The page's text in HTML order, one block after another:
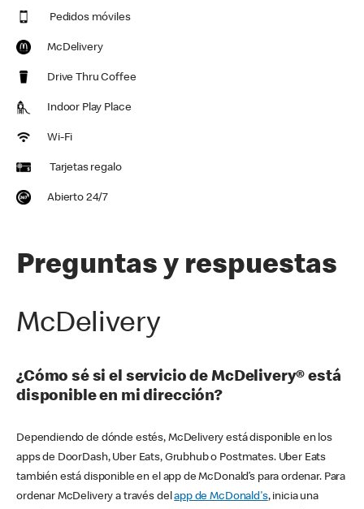
Pedidos móviles
McDelivery
Drive Thru Coffee
Indoor Play Place
Wi-Fi
Tarjetas regalo
Abierto 24/7
Preguntas y respuestas
McDelivery
¿Cómo sé si el servicio de McDelivery® está
disponible en mi dirección?
Dependiendo de dónde estés, McDelivery está disponible en los
apps de DoorDash, Uber Eats, Grubhub o Postmates. Uber Eats
también está disponible en el app de McDonald’s para ordenar. Para
ordenar McDelivery a través delapp de McDonald's, inicia una